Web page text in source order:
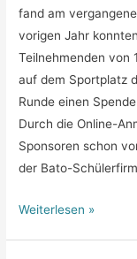
fand am
vorigen Jahr
Teilnehmenden von
auf dem Sportplatz
Runde einen
Durch die Online-
Sponsoren schon
der Bato-
Bericht
Weiterlesen »